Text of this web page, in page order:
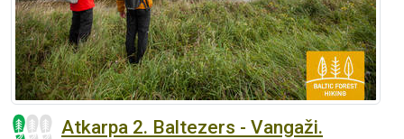
Atkarpa 2. Baltezers - Vangaži.